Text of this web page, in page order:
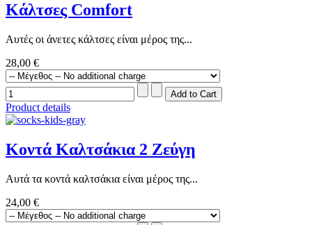
Κάλτσες Comfort
Αυτές οι άνετες κάλτσες είναι μέρος της...
28,00 €
Product details
Κοντά Καλτσάκια 2 Ζεύγη
Αυτά τα κοντά καλτσάκια είναι μέρος της...
24,00 €